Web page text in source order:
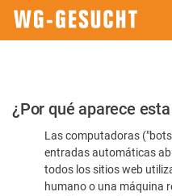
Por
favor,
confirme
¿Por qué aparece
Las computadoras
entradas automáticas
todos los sitios web
humano o una máquina